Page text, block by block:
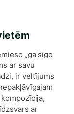
„gaisīgo
ar savu
ir veltījums
ar